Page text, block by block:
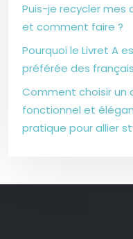
Puis-je recycler mes
et comment faire ?
Pourquoi le Livret A
préférée des
Comment choisir un
fonctionnel et
pratique pour allier